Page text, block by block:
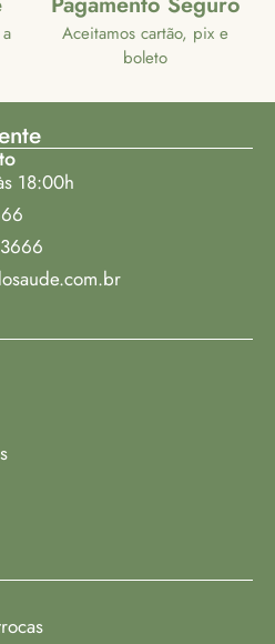
Aceitamos cartão, pix e
boleto
18:00h